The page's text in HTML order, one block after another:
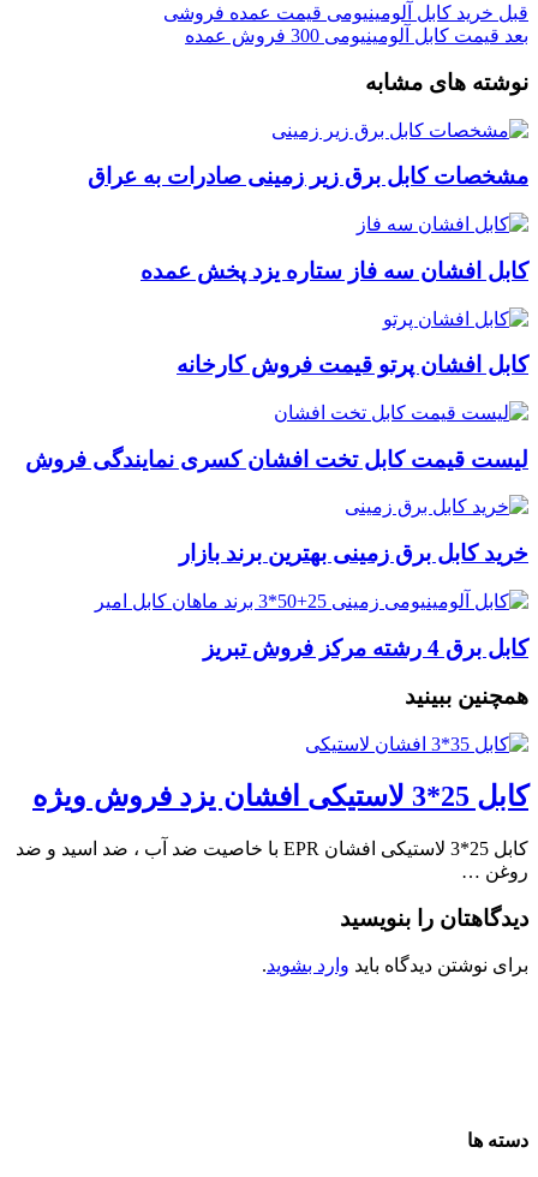
قبل خرید کابل آلومینیومی قیمت عمده فروشی
بعد قیمت کابل آلومینیومی 300 فروش عمده
نوشته های مشابه
مشخصات کابل برق زیر زمینی صادرات به عراق
کابل افشان سه فاز ستاره یزد پخش عمده
کابل افشان پرتو قیمت فروش کارخانه
لیست قیمت کابل تخت افشان کسری نمایندگی فروش
خرید کابل برق زمینی بهترین برند بازار
کابل برق 4 رشته مرکز فروش تبریز
همچنین ببینید
کابل 25*3 لاستیکی افشان یزد فروش ویژه
کابل 25*3 لاستیکی افشان EPR با خاصیت ضد آب ، ضد اسید و ضد
روغن …
دیدگاهتان را بنویسید
برای نوشتن دیدگاه باید وارد بشوید.
دسته ها